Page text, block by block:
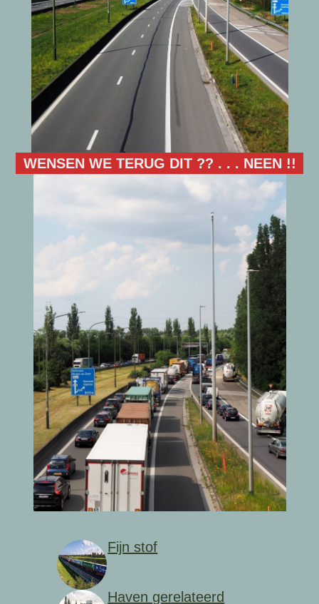
WENSEN WE TERUG DIT ?? . . . NEEN !!
Fijn stof
Haven gerelateerd